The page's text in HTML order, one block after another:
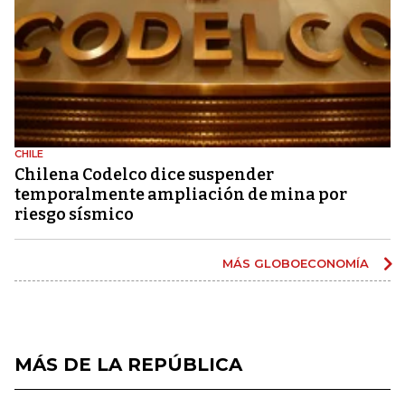
CHILE
Chilena Codelco dice suspender
temporalmente ampliación de mina por
riesgo sísmico
MÁS GLOBOECONOMÍA
MÁS DE LA REPÚBLICA